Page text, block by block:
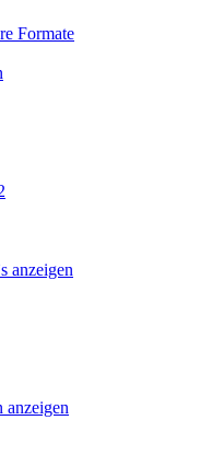
Formate
anzeigen
anzeigen